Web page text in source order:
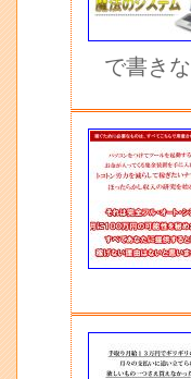
で書き